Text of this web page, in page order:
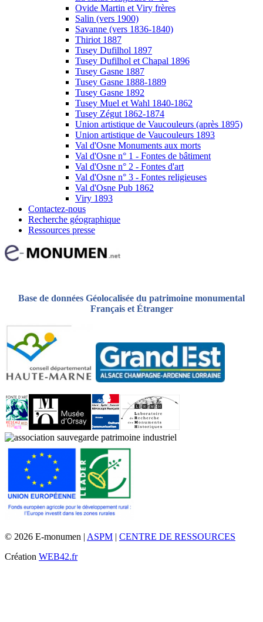
Ovide Martin et Viry frères
Salin (vers 1900)
Savanne (vers 1836-1840)
Thiriot 1887
Tusey Dufilhol 1897
Tusey Dufilhol et Chapal 1896
Tusey Gasne 1887
Tusey Gasne 1888-1889
Tusey Gasne 1892
Tusey Muel et Wahl 1840-1862
Tusey Zégut 1862-1874
Union artistique de Vaucouleurs (après 1895)
Union artistique de Vaucouleurs 1893
Val d'Osne Monuments aux morts
Val d'Osne n° 1 - Fontes de bâtiment
Val d'Osne n° 2 - Fontes d'art
Val d'Osne n° 3 - Fontes religieuses
Val d'Osne Pub 1862
Viry 1893
Contactez-nous
Recherche géographique
Ressources presse
Base de données Géolocalisée du patrimoine monumental
Français et Étranger
© 2026 E-monumen | ASPM | CENTRE DE RESSOURCES
Création WEB42.fr